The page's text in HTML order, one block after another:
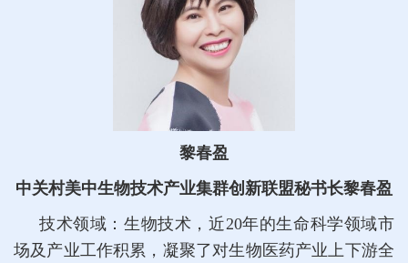
黎春盈
中关村美中生物技术产业集群创新联盟秘书长黎春盈
技术领域：生物技术，近20年的生命科学领域市
场及产业工作积累，凝聚了对生物医药产业上下游全